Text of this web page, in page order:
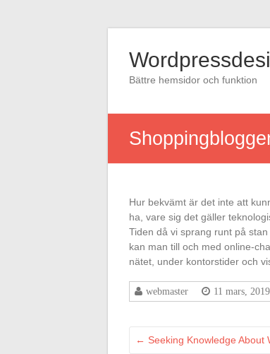
innehåll
Bättre hemsidor och funktion
Hur bekvämt är det inte att
ha, vare sig det gäller
Tiden då vi sprang runt på
kan man till och med online-
nätet, under kontorstider och
webmaster 11 mars, 2019
← Seeking Knowledge About